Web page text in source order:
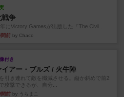
戦争
にVictory Gamesが出版した『The Civil ...
間前 by Chaco
付き
イアー・ブルズ / 火牛陣
引き連れて敵を殲滅させる。縦か斜めで前2
攻撃できるが、自分...
間前 by うらまこ